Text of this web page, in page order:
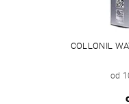
COLLONIL
od